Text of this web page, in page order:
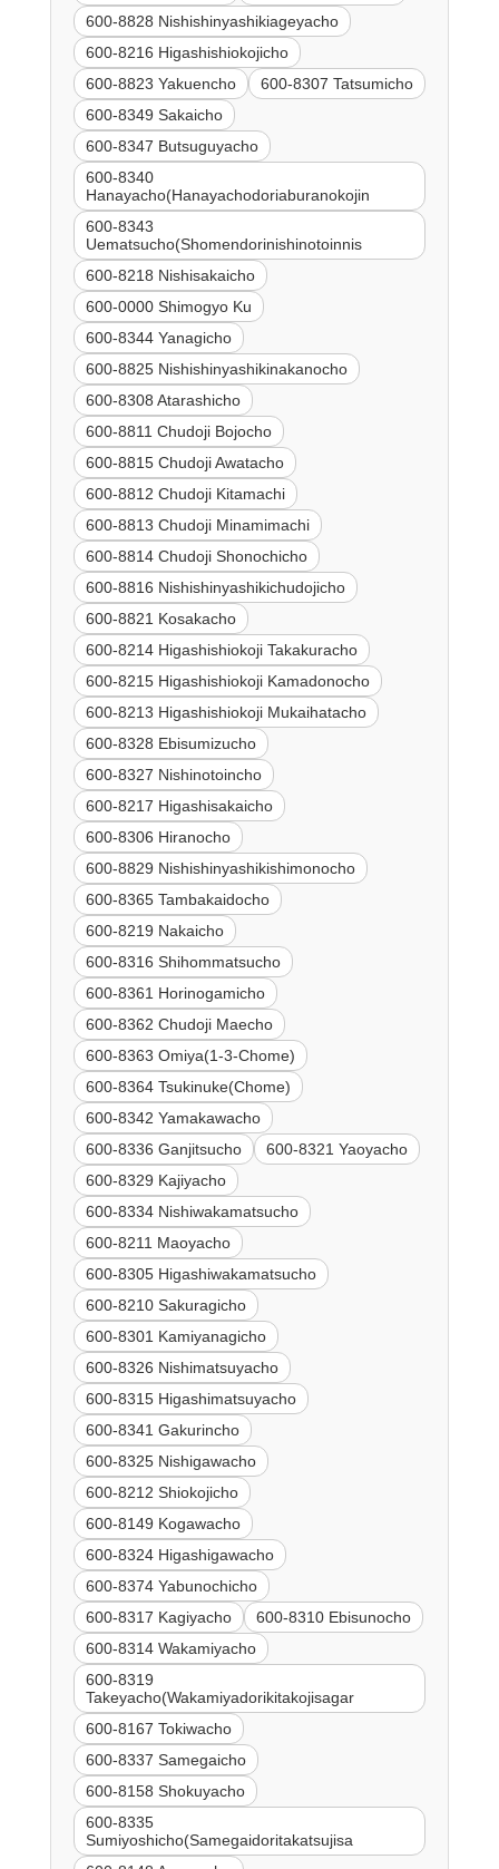
600-8828 Nishishinyashikiageyacho
600-8216 Higashishiokojicho
600-8823 Yakuencho
600-8307 Tatsumicho
600-8349 Sakaicho
600-8347 Butsuguyacho
600-8340
Hanayacho(Hanayachodoriaburanokojin
600-8343
Uematsucho(Shomendorinishinotoinnis
600-8218 Nishisakaicho
600-0000 Shimogyo Ku
600-8344 Yanagicho
600-8825 Nishishinyashikinakanocho
600-8308 Atarashicho
600-8811 Chudoji Bojocho
600-8815 Chudoji Awatacho
600-8812 Chudoji Kitamachi
600-8813 Chudoji Minamimachi
600-8814 Chudoji Shonochicho
600-8816 Nishishinyashikichudojicho
600-8821 Kosakacho
600-8214 Higashishiokoji Takakuracho
600-8215 Higashishiokoji Kamadonocho
600-8213 Higashishiokoji Mukaihatacho
600-8328 Ebisumizucho
600-8327 Nishinotoincho
600-8217 Higashisakaicho
600-8306 Hiranocho
600-8829 Nishishinyashikishimonocho
600-8365 Tambakaidocho
600-8219 Nakaicho
600-8316 Shihommatsucho
600-8361 Horinogamicho
600-8362 Chudoji Maecho
600-8363 Omiya(1-3-Chome)
600-8364 Tsukinuke(Chome)
600-8342 Yamakawacho
600-8336 Ganjitsucho
600-8321 Yaoyacho
600-8329 Kajiyacho
600-8334 Nishiwakamatsucho
600-8211 Maoyacho
600-8305 Higashiwakamatsucho
600-8210 Sakuragicho
600-8301 Kamiyanagicho
600-8326 Nishimatsuyacho
600-8315 Higashimatsuyacho
600-8341 Gakurincho
600-8325 Nishigawacho
600-8212 Shiokojicho
600-8149 Kogawacho
600-8324 Higashigawacho
600-8374 Yabunochicho
600-8317 Kagiyacho
600-8310 Ebisunocho
600-8314 Wakamiyacho
600-8319
Takeyacho(Wakamiyadorikitakojisagar
600-8167 Tokiwacho
600-8337 Samegaicho
600-8158 Shokuyacho
600-8335
Sumiyoshicho(Samegaidoritakatsujisa